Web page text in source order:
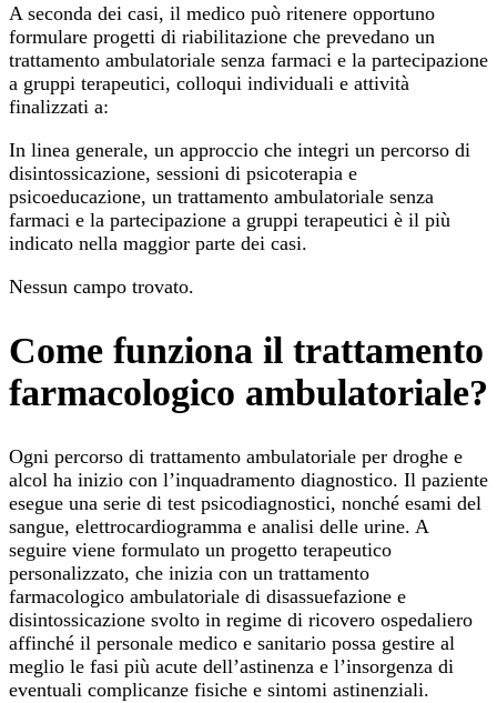
A seconda dei casi, il medico può ritenere opportuno
formulare progetti di riabilitazione che prevedano un
trattamento ambulatoriale senza farmaci e la partecipazione
a gruppi terapeutici, colloqui individuali e attività
finalizzati a:
In linea generale, un approccio che integri un percorso di
disintossicazione, sessioni di psicoterapia e
psicoeducazione, un trattamento ambulatoriale senza
farmaci e la partecipazione a gruppi terapeutici è il più
indicato nella maggior parte dei casi.
Nessun campo trovato.
Come funziona il trattamento
farmacologico ambulatoriale?
Ogni percorso di trattamento ambulatoriale per droghe e
alcol ha inizio con l’inquadramento diagnostico. Il paziente
esegue una serie di test psicodiagnostici, nonché esami del
sangue, elettrocardiogramma e analisi delle urine. A
seguire viene formulato un progetto terapeutico
personalizzato, che inizia con un trattamento
farmacologico ambulatoriale di disassuefazione e
disintossicazione svolto in regime di ricovero ospedaliero
affinché il personale medico e sanitario possa gestire al
meglio le fasi più acute dell’astinenza e l’insorgenza di
eventuali complicanze fisiche e sintomi astinenziali.